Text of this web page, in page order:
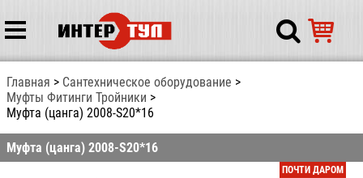
Главная
Сантехническое оборудование
Муфты Фитинги Тройники
Муфта (цанга) 2008-S20*16
Муфта (цанга) 2008-S20*16
ПОЧТИ ДАРОМ